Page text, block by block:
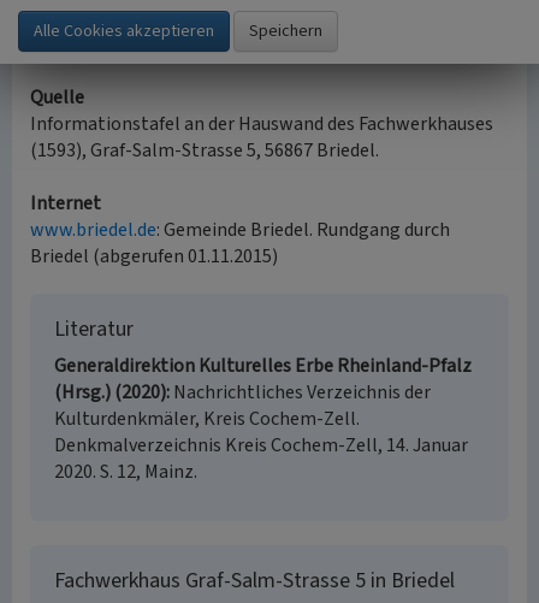
(Jan Grendel, Universität Koblenz-Landau, 2015,
aktualisiert 2020)
Quelle
Informationstafel an der Hauswand des Fachwerkhauses
(1593), Graf-Salm-Strasse 5, 56867 Briedel.
Internet
www.briedel.de: Gemeinde Briedel. Rundgang durch
Briedel (abgerufen 01.11.2015)
Literatur
Generaldirektion Kulturelles Erbe Rheinland-Pfalz
(Hrsg.) (2020) Nachrichtliches Verzeichnis der
Kulturdenkmäler, Kreis Cochem-Zell.
Denkmalverzeichnis Kreis Cochem-Zell, 14. Januar
2020. S. 12, Mainz.
Fachwerkhaus Graf-Salm-Strasse 5 in Briedel